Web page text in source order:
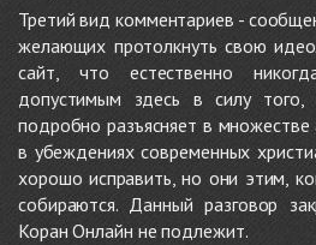
Третий вид комментариев -
желающих протолкнуть свою
сайт, что естественно
допустимым здесь в силу
подробно разъясняет в
в убеждениях современных
хорошо исправить, но они этим,
собираются. Данный разговор
Коран Онлайн не подлежит.